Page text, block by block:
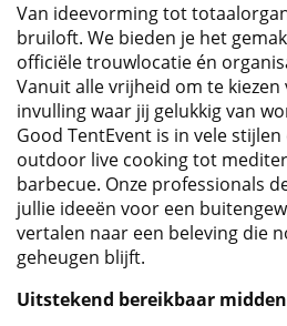
Van ideevorming tot
bruiloft. We bieden je het
officiële trouwlocatie én
Vanuit alle vrijheid om te
invulling waar jij gelukkig van
Good TentEvent is in vele stijlen
outdoor live cooking tot
barbecue. Onze professionals
jullie ideeën voor een
vertalen naar een beleving die
geheugen blijft.
Uitstekend bereikbaar